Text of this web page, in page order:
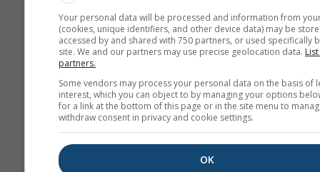
Berkpollen
is een
meest voorkomende
allergenen in de lucht
tijdens het voorjaar,
in het jaar op hogere
breedtegraden.
bomen bloeien, laten
kleine pollenkorrels
door de wind worden
verspreid. Eén
Your personal data will be processed and information from
(cookies, unique identifiers, and other device data) may be
accessed by and shared with 750 partners, or used specifically
site. We and our partners may use precise geolocation data.
partners.
Some vendors may process your personal data on the basis of
interest, which you can object to by managing your options
for a link at the bottom of this page or in the site menu to
withdraw consent in privacy and cookie settings.
OK